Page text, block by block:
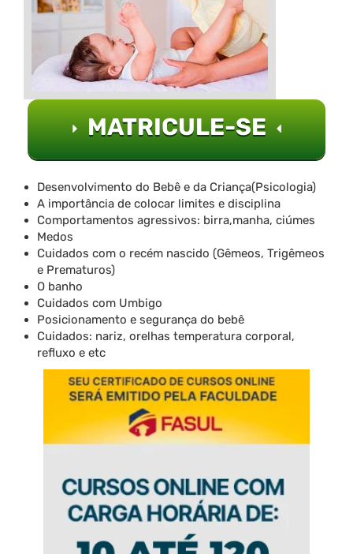
MATRICULE-SE
Desenvolvimento do Bebê e da Criança(Psicologia)
A importância de colocar limites e disciplina
Comportamentos agressivos: birra,manha, ciúmes
Medos
Cuidados com o recém nascido (Gêmeos, Trigêmeos
e Prematuros)
O banho
Cuidados com Umbigo
Posicionamento e segurança do bebê
Cuidados: nariz, orelhas temperatura corporal,
refluxo e etc